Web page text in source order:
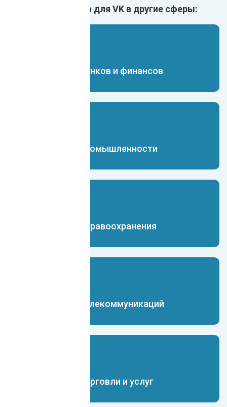
Внедрить чат-бота для VK в другие сферы:
Чат-бот для банков и финансов
Чат-бот для промышленности
Чат-бот для здравоохранения
Чат-бот для телекоммуникаций
Чат-бот для торговли и услуг